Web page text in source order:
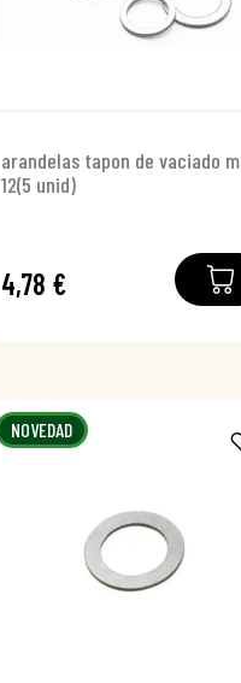
arandelas tapon de vaciado m
12(5 unid)
4,78 €
NOVEDAD